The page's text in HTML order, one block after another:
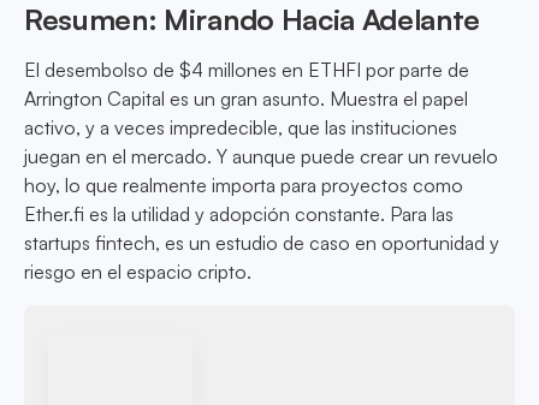
Resumen: Mirando Hacia Adelante
El desembolso de $4 millones en ETHFI por parte de
Arrington Capital es un gran asunto. Muestra el papel
activo, y a veces impredecible, que las instituciones
juegan en el mercado. Y aunque puede crear un revuelo
hoy, lo que realmente importa para proyectos como
Ether.fi es la utilidad y adopción constante. Para las
startups fintech, es un estudio de caso en oportunidad y
riesgo en el espacio cripto.